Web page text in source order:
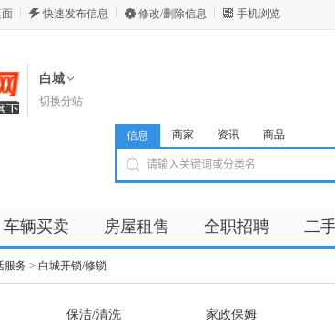
快速发布信息 修改/删除信息 手机浏览
白城
切换分站
信息 商家 资讯 商品
车辆买卖 房屋租售 全职招聘 二
服务 > 白城开锁/修锁
保洁/清洗 家政保姆